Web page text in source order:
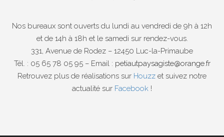
Nos bureaux sont ouverts du lundi au vendredi de 9h à 12h
et de 14h à 18h et le samedi sur rendez-vous.
331, Avenue de Rodez – 12450 Luc-la-Primaube
Tél. : 05 65 78 05 95 – Email : petiautpaysagiste@orange.fr
Retrouvez plus de réalisations sur Houzz et suivez notre
actualité sur Facebook !